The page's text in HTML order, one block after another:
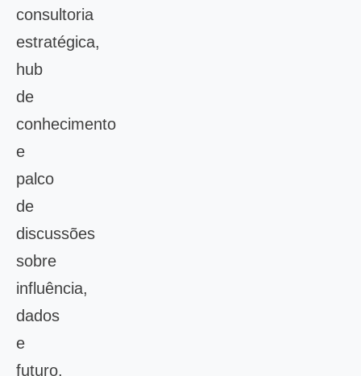
consultoria
estratégica,
hub
de
conhecimento
e
palco
de
discussões
sobre
influência,
dados
e
futuro.